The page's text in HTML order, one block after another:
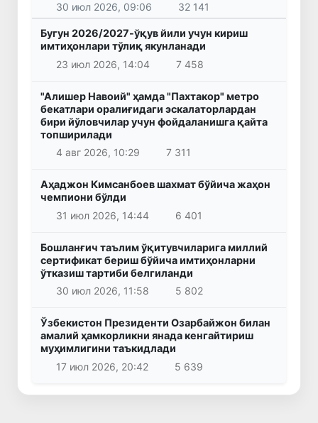
30 июл 2026, 09:06 32 141
Бугун 2026/2027-ўқув йили учун кириш
имтиҳонлари тўлиқ якунланади
23 июл 2026, 14:04
7 458
"Алишер Навоий" ҳамда "Пахтакор" метро
бекатлари оралиғидаги эскалаторлардан
бири йўловчилар учун фойдаланишга қайта
топширилади
4 авг 2026, 10:29
7 311
Аҳаджон Кимсанбоев шахмат бўйича жаҳон
чемпиони бўлди
31 июл 2026, 14:44
6 401
Бошланғич таълим ўқитувчиларига миллий
сертификат бериш бўйича имтиҳонларни
ўтказиш тартиби белгиланди
30 июл 2026, 11:58
5 802
Ўзбекистон Президенти Озарбайжон билан
амалий ҳамкорликни янада кенгайтириш
муҳимлигини таъкидлади
17 июл 2026, 20:42
5 639